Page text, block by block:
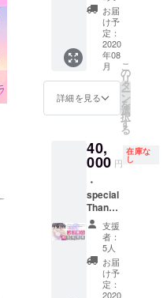
色紙 ※
記載す
るお名
前を支
援時に
「備考
欄」へ
ご記入
くださ
い。
SS付き
イラス
トポス
トカー
ド ・GL
ドラマ
CD「午
前1時23
分のプ
リム
おまけ
CD ※
キャス
トトー
ク ・
「あな
たのお
名前付
き」
キャス
ト全員
直筆サ
お届
け予
定：
2020
年08
月
詳細を見る
こ
の
リ
タ
ー
ン
を
選
択
す
る
40,
000 円
在庫な
し
・
special
Thanks
にクレ
ジット
記載 ・
SS付き
イラス
トポス
支援
者：
5人
お届
け予
定：
2020